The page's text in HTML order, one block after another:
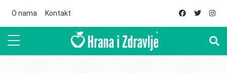
O nama Kontakt